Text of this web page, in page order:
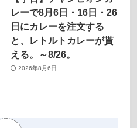
レーで8月6日・16日・26
日にカレーを注文する
と、レトルトカレーが貰
える。～8/26。
2026年8月6日